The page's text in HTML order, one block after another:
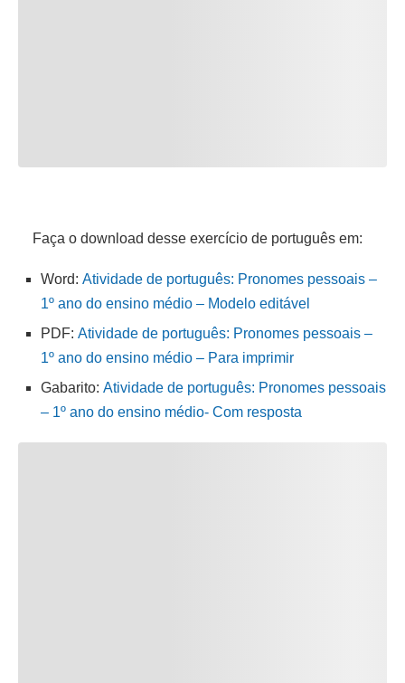
Faça o download desse exercício de português em:
Word: Atividade de português: Pronomes pessoais –
1º ano do ensino médio – Modelo editável
PDF: Atividade de português: Pronomes pessoais –
1º ano do ensino médio – Para imprimir
Gabarito: Atividade de português: Pronomes pessoais
– 1º ano do ensino médio- Com resposta